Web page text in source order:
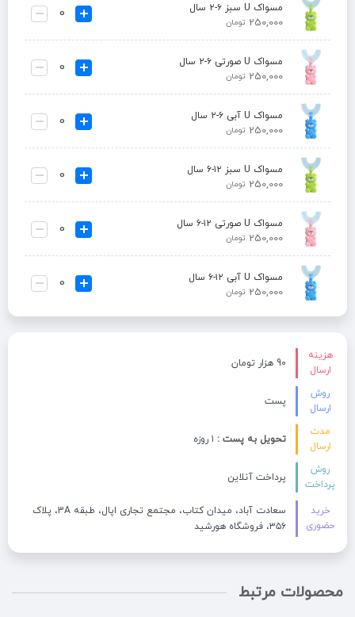
مسواک U سبز ۶-۲ سال
250,000 تومان
مسواک U صورتی ۶-۲ سال
250,000 تومان
مسواک U آبی ۶-۲ سال
250,000 تومان
مسواک U سبز ۱۲-۶ سال
250,000 تومان
مسواک U صورتی ۱۲-۶ سال
250,000 تومان
مسواک U آبی ۱۲-۶ سال
250,000 تومان
هزینه
ارسال
90 هزار تومان
روش
ارسال
پست
مدت
ارسال
تحویل به پست :
روش
پرداخت
پرداخت آنلاین
خرید
حضوری
سعادت آباد، میدان کتاب، مجتمع تجاری اپال، طبقه 3A، پلاک
۳۵۶، فروشگاه هورشید
محصولات مرتبط